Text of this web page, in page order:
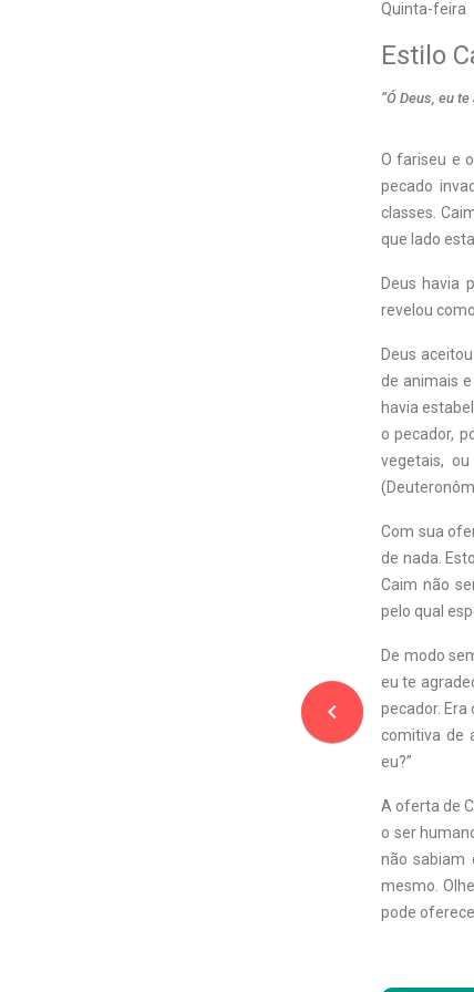
Quinta-feira
navigate_before
Estilo
“Ó Deus, eu
O fariseu e
pecado
classes.
que lado
Deus havia
revelou
Deus
de animais
havia
o pecador,
vegetais,
Com sua
de nada.
Caim não
pelo qual
De modo
eu te
pecador. Era
comitiva de
eu?”
A oferta de
o ser
não sabiam
mesmo.
pode